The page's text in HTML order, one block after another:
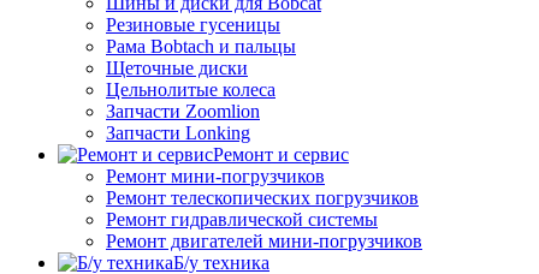
Резиновые гусеницы
Рама Bobtach и пальцы
Щеточные диски
Цельнолитые колеса
Запчасти Zoomlion
Запчасти Lonking
Ремонт и сервис
Ремонт мини-погрузчиков
Ремонт телескопических погрузчиков
Ремонт гидравлической системы
Ремонт двигателей мини-погрузчиков
Б/у техника